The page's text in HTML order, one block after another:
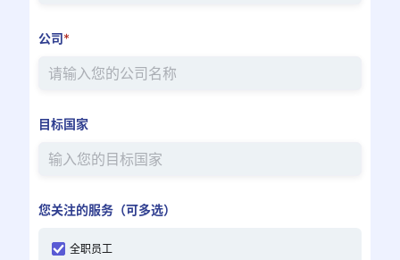
公司*
目标国家
您关注的服务（可多选）
全职员工